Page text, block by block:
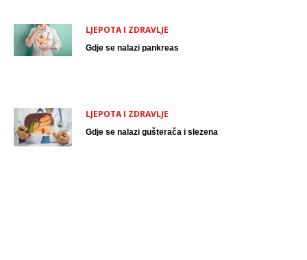
LJEPOTA I ZDRAVLJE
Gdje se nalazi pankreas
LJEPOTA I ZDRAVLJE
Gdje se nalazi gušterača i slezena